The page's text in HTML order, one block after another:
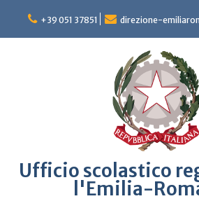
content
+39 051 37851 direzione-
Ufficio scolastico
l'Emilia-